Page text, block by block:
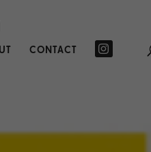
CONTACT